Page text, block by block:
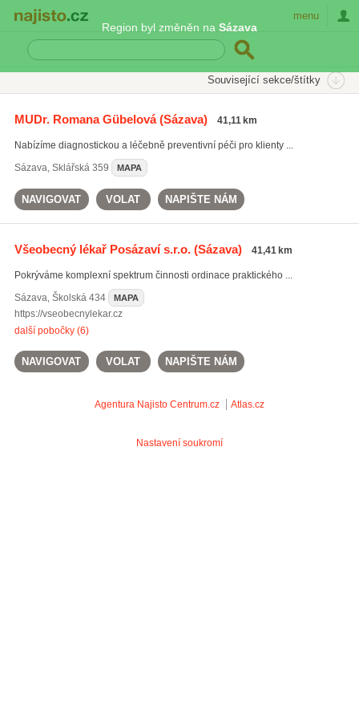
Region byl změněn na Sázava
menu
Související sekce/štítky
léčba chřipky(2959)
měření tlaku(2809)
Všechny související štítky
MUDr. Romana Gübelová(Sázava) 41,11 km
Nabízíme diagnostickou a léčebně preventivní péči pro klienty ...
Sázava, Sklářská 359 MAPA
NAVIGOVAT VOLAT NAPIŠTE NÁM
Všeobecný lékař Posázaví s.r.o.(Sázava) 41,41 km
Pokrýváme komplexní spektrum činnosti ordinace praktického ...
Sázava, Školská 434 MAPA
https://vseobecnylekar.cz
další pobočky (6)
NAVIGOVAT VOLAT NAPIŠTE NÁM
Agentura Najisto Centrum.cz Atlas.cz
Nastavení soukromí